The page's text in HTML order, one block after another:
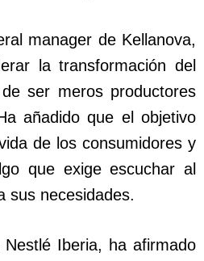
manager de Kellanova,
la transformación del
ser meros productores
añadido que el objetivo
de los consumidores y
que exige escuchar al
sus necesidades.
Iberia, ha afirmado